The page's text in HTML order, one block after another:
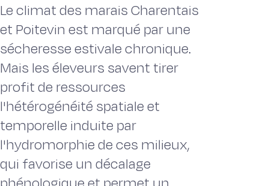
Le climat des marais Charentais
et Poitevin est marqué par une
sécheresse estivale chronique.
Mais les éleveurs savent tirer
profit de ressources
l'hétérogénéité spatiale et
temporelle induite par
l'hydromorphie de ces milieux,
qui favorise un décalage